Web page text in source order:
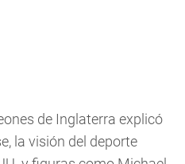
de Inglaterra explicó
la visión del deporte